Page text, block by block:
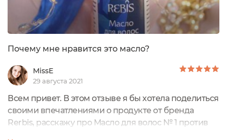
Почему мне нравится это масло?
MissE
29 августа 2021
Всем привет. В этом отзыве я бы хотела поделиться
своими впечатлениями о продукте от бренда
Rerbis, расскажу про Масло для волос № 1 против